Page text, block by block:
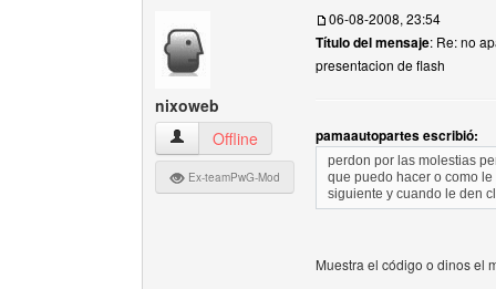
nixoweb
nixoweb Ver perfil del usuario
Offline
Ex-teamPwG-Mod
06-08-2008, 23:54
Título del mensaje: Re: no
presentacion de flash
pamaautopartes escribió:
perdon por las molestias
que puedo hacer o como
siguiente y cuando le den
Muestra el código o dinos el